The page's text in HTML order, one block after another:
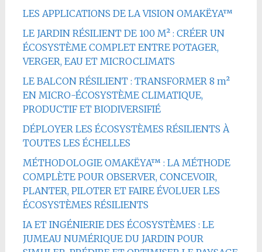
LES APPLICATIONS DE LA VISION OMAKËYA™
LE JARDIN RÉSILIENT DE 100 M² : CRÉER UN
ÉCOSYSTÈME COMPLET ENTRE POTAGER,
VERGER, EAU ET MICROCLIMATS
LE BALCON RÉSILIENT : TRANSFORMER 8 m²
EN MICRO-ÉCOSYSTÈME CLIMATIQUE,
PRODUCTIF ET BIODIVERSIFIÉ
DÉPLOYER LES ÉCOSYSTÈMES RÉSILIENTS À
TOUTES LES ÉCHELLES
MÉTHODOLOGIE OMAKËYA™ : LA MÉTHODE
COMPLÈTE POUR OBSERVER, CONCEVOIR,
PLANTER, PILOTER ET FAIRE ÉVOLUER LES
ÉCOSYSTÈMES RÉSILIENTS
IA ET INGÉNIERIE DES ÉCOSYSTÈMES : LE
JUMEAU NUMÉRIQUE DU JARDIN POUR